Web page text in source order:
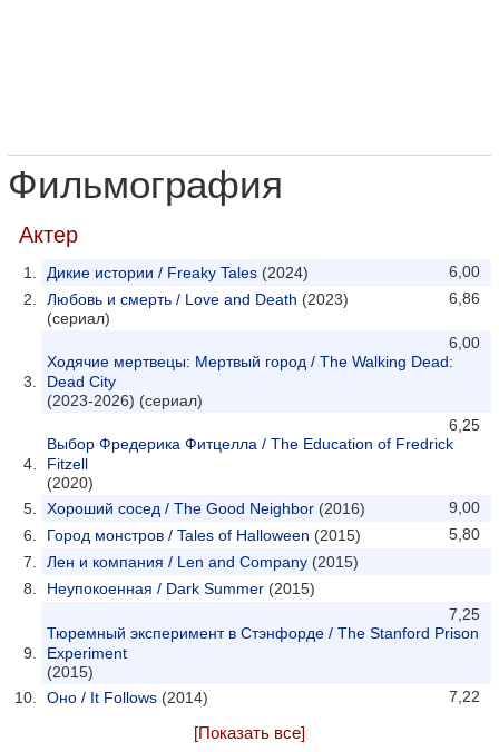
Фильмография
Актер
6,00
Дикие истории / Freaky Tales (2024)
6,86
Любовь и смерть / Love and Death (2023)
(сериал)
6,00
Ходячие мертвецы: Мертвый город / The Walking Dead:
Dead City
(2023-2026) (сериал)
6,25
Выбор Фредерика Фитцелла / The Education of Fredrick
Fitzell
(2020)
9,00
Хороший сосед / The Good Neighbor (2016)
5,80
Город монстров / Tales of Halloween (2015)
Лен и компания / Len and Company (2015)
Неупокоенная / Dark Summer (2015)
7,25
Тюремный эксперимент в Стэнфорде / The Stanford Prison
Experiment
(2015)
7,22
Оно / It Follows (2014)
[Показать все]